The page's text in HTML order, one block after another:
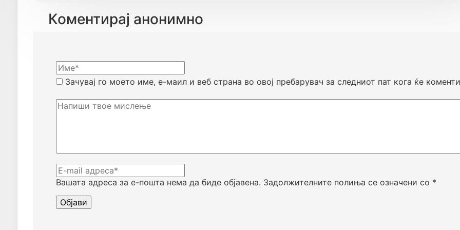
Коментирај анонимно
Вашата адреса за е-пошта нема да биде објавена. Задолжителните полиња се означени со *
Зачувај го моето име, е-маил и веб страна во овој пребарувач за следниот пат кога ќе